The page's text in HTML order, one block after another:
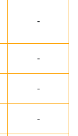
-
-
-
-